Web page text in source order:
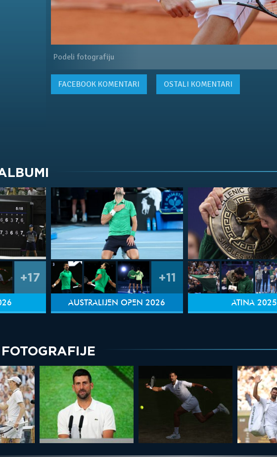
Podeli fotografiju
FACEBOOKKOMENTARI OSTALI KOMENTARI
+17 +11
AUSTRALIJEN OPEN 2026 ATINA 2025